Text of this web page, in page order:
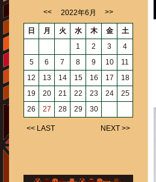
<< 2022年6月 >>
日 月 火 水 木 金
土
1
2 3
4
5
6 7 8 9 10
11
12
13 14 15 16 17
18
19
20 21 22 23 24
25
26
27 28 29 30
<< LAST NEXT >>